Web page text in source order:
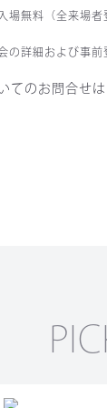
入場無料（全来場者
の詳細および事前
てのお問合せ